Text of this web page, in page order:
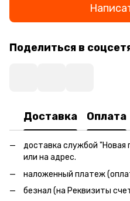
Поделиться в
Доставка Оплата
доставка службой "Новая
или на адрес.
наложенный платеж
безнал (на Реквизиты